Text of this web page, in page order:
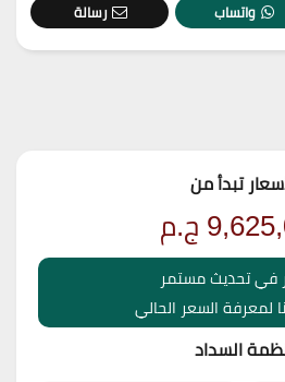
واتساب رسالة
تبدأ من
ج.م
في تحديث مستمر
لمعرفة السعر الحالي
السداد